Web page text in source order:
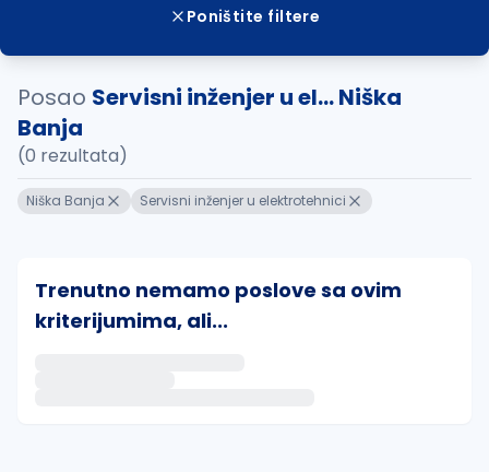
Poništite filtere
Posao Servisni inženjer u el... Niška
Banja
(0 rezultata)
Niška Banja Servisni inženjer u elektrotehnici
Trenutno nemamo poslove sa ovim
kriterijumima, ali...